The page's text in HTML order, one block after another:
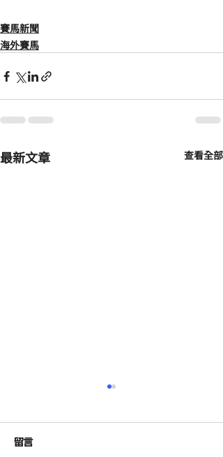
賽馬新聞
海外賽馬
最新文章 查看全部
留言